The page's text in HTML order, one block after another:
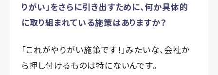
りがい」をさらに引き出すために、何か具体的
に取り組まれている施策はありますか？
「これがやりがい施策です！」みたいな、会社か
ら押し付けるものは特にないんです。